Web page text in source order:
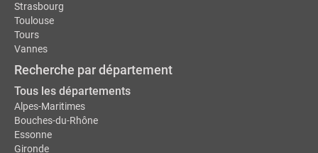
Strasbourg
Toulouse
Tours
Vannes
Recherche par département
Tous les départements
Alpes-Maritimes
Bouches-du-Rhône
Essonne
Gironde